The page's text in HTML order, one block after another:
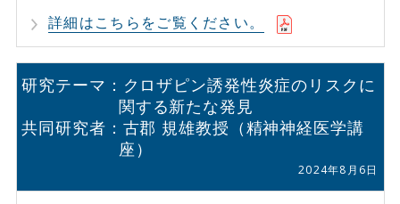
詳細はこちらをご覧ください。
研究テーマ：クロザピン誘発性炎症のリスクに
関する新たな発見
共同研究者：古郡 規雄教授（精神神経医学講
座）
2024年8月6日